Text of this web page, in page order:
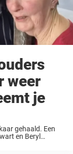
weer
je
gehaald. Een
en Beryl